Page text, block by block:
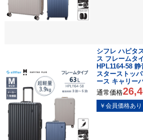
シフレ ハピタ
ス フレームタ
HPL1164-58
スターストッ
ース キャリー
通常価格